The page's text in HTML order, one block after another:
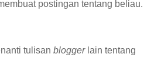
postingan tentang beliau.
tulisan bloggerlain tentang